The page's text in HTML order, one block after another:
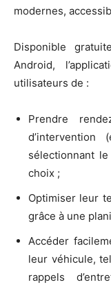
modernes,
Disponible
Android,
utilisateurs de :
Prendre
d’intervention
sélectionnant
choix ;
Optimiser leur
grâce à une
Accéder
leur véhicule,
rappels